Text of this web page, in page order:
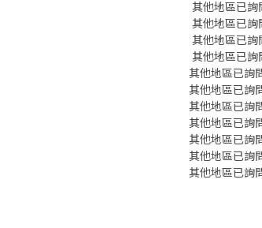
其他地區已詢
其他地區已詢
其他地區已詢
其他地區已詢
其他地區已詢
其他地區已詢
其他地區已詢
其他地區已詢
其他地區已詢
其他地區已詢
其他地區已詢